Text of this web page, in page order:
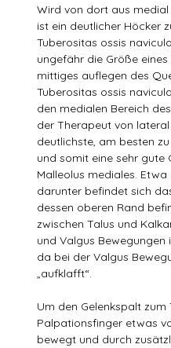
Wird von dort aus
ist ein deutlicher Höcker
Tuberositas ossis
ungefähr die Größe
mittiges auflegen des
Tuberositas ossis
den medialen Bereich
der Therapeut von
deutlichste, am besten
und somit eine sehr gute
Malleolus mediales.
darunter befindet sich
dessen oberen Rand
zwischen Talus und
und Valgus
da bei der Valgus
„aufklafft“.
Um den Gelenkspalt
Palpationsfinger etwas
bewegt und durch